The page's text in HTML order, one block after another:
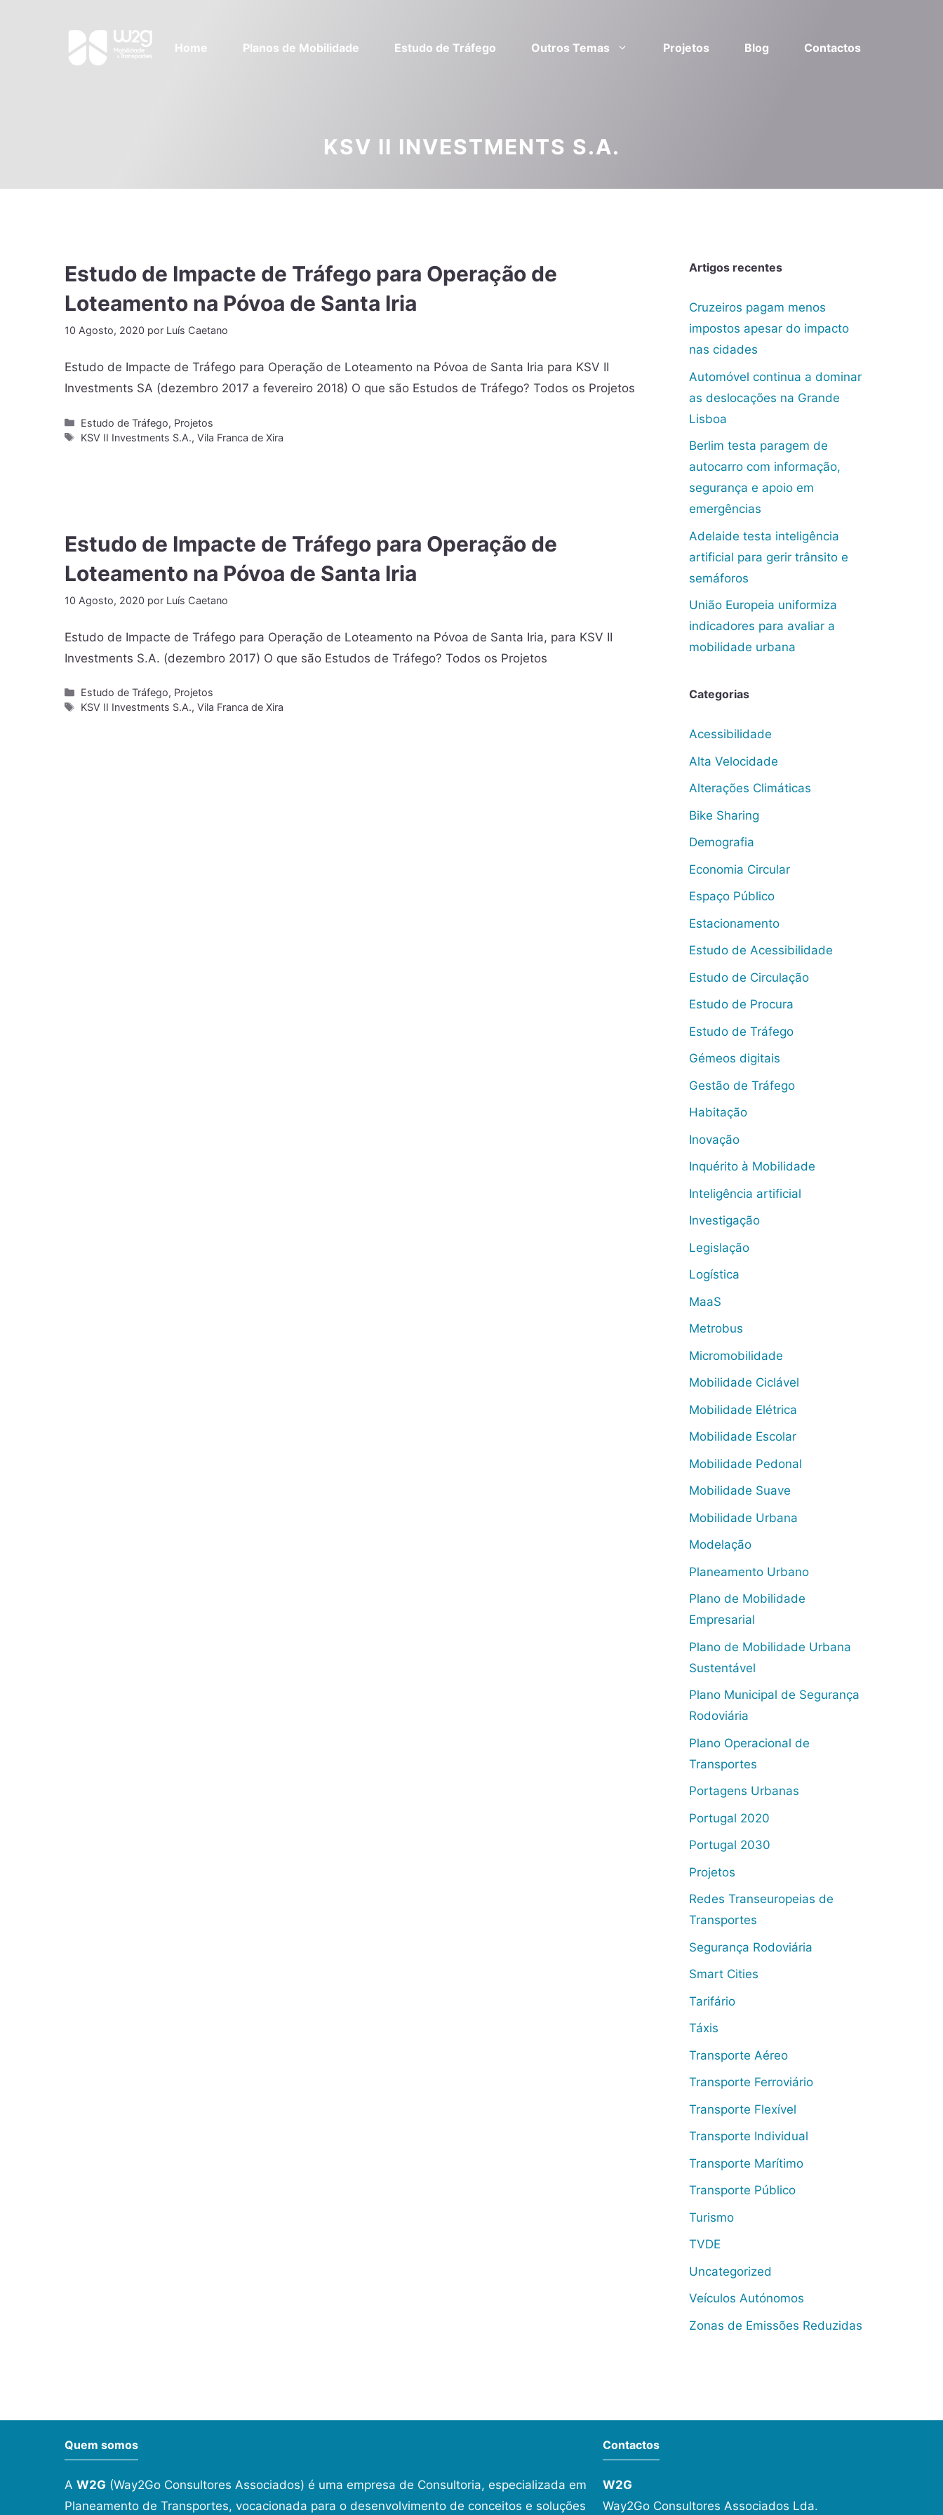
Home Planos de Mobilidade Estudo de Tráfego Outros Temas Projetos Blog Contactos
KSV II INVESTMENTS S.A.
Estudo de Impacte de Tráfego para Operação de
Loteamento na Póvoa de Santa Iria
10 Agosto, 2020 por Luís Caetano
Estudo de Impacte de Tráfego para Operação de Loteamento na Póvoa de Santa Iria para KSV II
Investments SA (dezembro 2017 a fevereiro 2018) O que são Estudos de Tráfego? Todos os Projetos
Estudo de Tráfego, Projetos
KSV II Investments S.A.,Vila Franca de Xira
Estudo de Impacte de Tráfego para Operação de
Loteamento na Póvoa de Santa Iria
10 Agosto, 2020 por Luís Caetano
Estudo de Impacte de Tráfego para Operação de Loteamento na Póvoa de Santa Iria, para KSV II
Investments S.A. (dezembro 2017) O que são Estudos de Tráfego? Todos os Projetos
Estudo de Tráfego, Projetos
KSV II Investments S.A.,Vila Franca de Xira
Artigos recentes
Cruzeiros pagam menos
impostos apesar do impacto
nas cidades
Automóvel continua a dominar
as deslocações na Grande
Lisboa
Berlim testa paragem de
autocarro com informação,
segurança e apoio em
emergências
Adelaide testa inteligência
artificial para gerir trânsito e
semáforos
União Europeia uniformiza
indicadores para avaliar a
mobilidade urbana
Categorias
Acessibilidade
Alta Velocidade
Alterações Climáticas
Bike Sharing
Demografia
Economia Circular
Espaço Público
Estacionamento
Estudo de Acessibilidade
Estudo de Circulação
Estudo de Procura
Estudo de Tráfego
Gémeos digitais
Gestão de Tráfego
Habitação
Inovação
Inquérito à Mobilidade
Inteligência artificial
Investigação
Legislação
Logística
MaaS
Metrobus
Micromobilidade
Mobilidade Ciclável
Mobilidade Elétrica
Mobilidade Escolar
Mobilidade Pedonal
Mobilidade Suave
Mobilidade Urbana
Modelação
Planeamento Urbano
Plano de Mobilidade
Empresarial
Plano de Mobilidade Urbana
Sustentável
Plano Municipal de Segurança
Rodoviária
Plano Operacional de
Transportes
Portagens Urbanas
Portugal 2020
Portugal 2030
Projetos
Redes Transeuropeias de
Transportes
Segurança Rodoviária
Smart Cities
Tarifário
Táxis
Transporte Aéreo
Transporte Ferroviário
Transporte Flexível
Transporte Individual
Transporte Marítimo
Transporte Público
Turismo
TVDE
Uncategorized
Veículos Autónomos
Zonas de Emissões Reduzidas
Quem somos
A W2G (Way2Go Consultores Associados) é uma empresa de Consultoria, especializada em
Planeamento de Transportes, vocacionada para o desenvolvimento de conceitos e soluções
Contactos
W2G
Way2Go Consultores Associados Lda.